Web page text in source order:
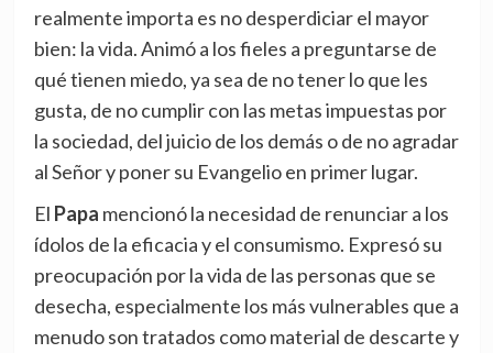
realmente importa es no desperdiciar el mayor
bien: la vida. Animó a los fieles a preguntarse de
qué tienen miedo, ya sea de no tener lo que les
gusta, de no cumplir con las metas impuestas por
la sociedad, del juicio de los demás o de no agradar
al Señor y poner su Evangelio en primer lugar.
El Papa mencionó la necesidad de renunciar a los
ídolos de la eficacia y el consumismo. Expresó su
preocupación por la vida de las personas que se
desecha, especialmente los más vulnerables que a
menudo son tratados como material de descarte y